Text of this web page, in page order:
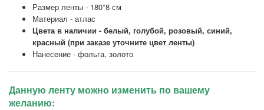
Размер ленты - 180*8 см
Материал - атлас
Цвета в наличии - белый, голубой, розовый, синий,
красный (при заказе уточните цвет ленты)
Нанесение - фольга, золото
Данную ленту можно изменить по вашему
желанию: